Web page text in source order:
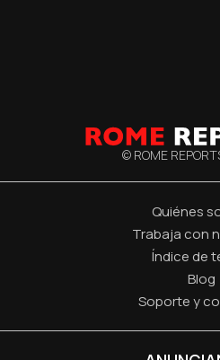
© ROME
Quiénes
Trabaja con
Índice de
Blog
Soporte y